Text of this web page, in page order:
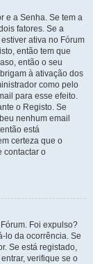
e a Senha. Se tem a
fatores. Se a
ativa no Fórum
então tem que
então o seu
à ativação dos
como pelo
para esse efeito.
o Registo. Se
nenhum email
está
certeza que o
contactar o
Foi expulso?
lo da ocorrência. Se
Se está registado,
verifique se o